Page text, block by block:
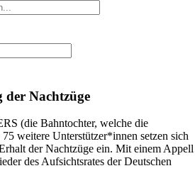
der Nachtzüge
(die Bahntochter, welche die
weitere Unterstützer*innen setzen sich
der Nachtzüge ein. Mit einem Appell
des Aufsichtsrates der Deutschen